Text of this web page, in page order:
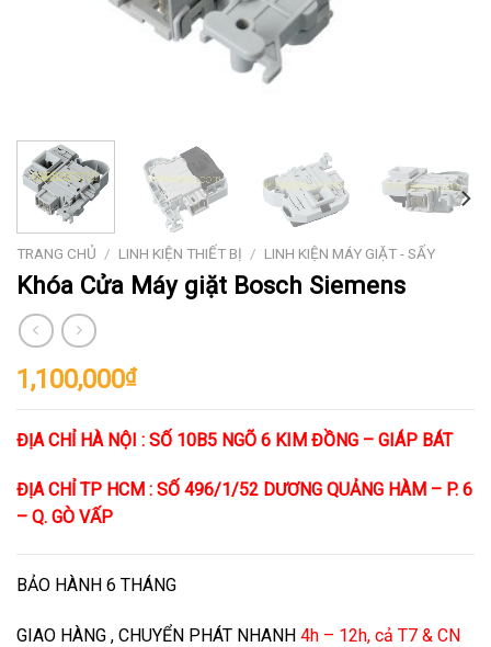
TRANG CHỦ / LINH KIỆN THIẾT BỊ / LINH KIỆN MÁY GIẶT - SẤY
Khóa Cửa Máy giặt Bosch Siemens
1,100,000₫
ĐỊA CHỈ HÀ NỘI : SỐ 10B5 NGÕ 6 KIM ĐỒNG – GIÁP BÁT
ĐỊA CHỈ TP HCM : SỐ 496/1/52 DƯƠNG QUẢNG HÀM – P. 6
– Q. GÒ VẤP
BẢO HÀNH 6 THÁNG
GIAO HÀNG , CHUYỂN PHÁT NHANH 4h – 12h, cả T7 & CN